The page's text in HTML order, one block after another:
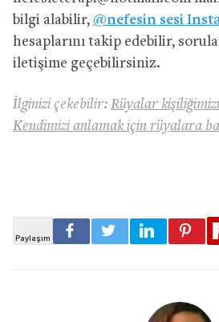
bilgi alabilir, @nefesin sesi
hesaplarını takip edebilir,
iletişime geçebilirsiniz.
İlginizi çekebilir: Rüyalar
Kendimizi anlamak için rüyalara